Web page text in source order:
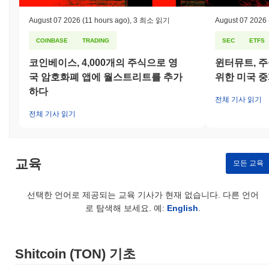
Shitcoin (TON) (SHIT)는 어디에서 구매할 수 있나요?
용할 수 있습니다. 가장 활발한 플랫폼은 DeDust이며,
다.
Shitcoin (TON)의 현재 일일 거래량은 얼마인가요?
66.41% 감소를 보여줍니다. 이는 거래 활동의 단기적인 감소를 나
Shitcoin (TON)의 가격 범위 기록은 무엇인가요?
Shitcoin (TON)는 현재 ATH보다 ~99.25%낮게 거래되고 있습니다
Shitcoin (TON)의 현재 시가총액은 얼마인가요?
August 07 2026 (11 hours ago) 3 최소 읽기
COINBASE TRADING
코인베이스, 4,000개의 주식으로 영
국 암호화폐 앱에 월스트리트를 추가
하다
전체 기사 읽기
August 07 2026
SEC ETFS
윈터뮤트,
위한 미국
전체 기사 읽기
교육 모든 교육
선택한 언어로 제공되는 교육 기사가 현재 없습니다. 다른 언어
로 탐색해 보세요. 예: English
Shitcoin (TON) 기초